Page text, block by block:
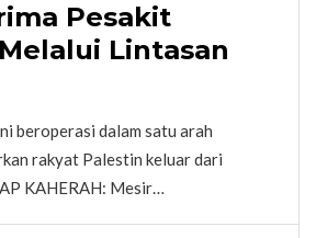
Pesakit
Lintasan
beroperasi dalam satu arah
rakyat Palestin keluar dari
KAHERAH: Mesir…